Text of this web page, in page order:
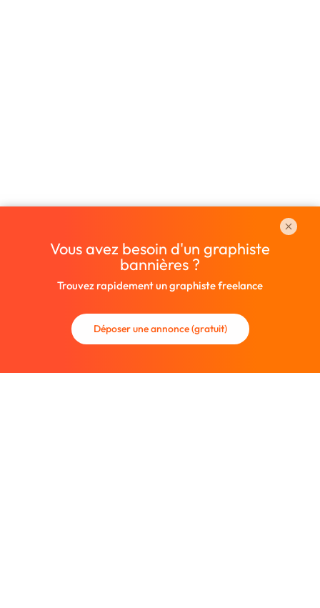
Vous avez besoin d'un graphiste
bannières ?
Trouvez rapidement un graphiste freelance
Déposer une annonce (gratuit)